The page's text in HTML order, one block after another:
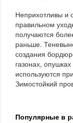
Неприхотливы и
правильном
получаются
раньше.
создания
газонах,
используются
Зимостойкий
Популярные в